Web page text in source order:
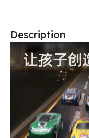
Description